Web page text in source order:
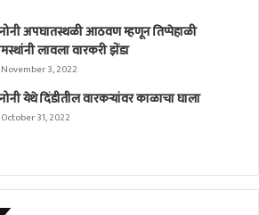
अपघातस्थळी आठवण म्हणून तिप्पेहाळी
लावला वारकरी झेंडा
November 3, 2022
येथे दिंडीतील वारकर्‍यांवर काळाचा घाला
October 31, 2022